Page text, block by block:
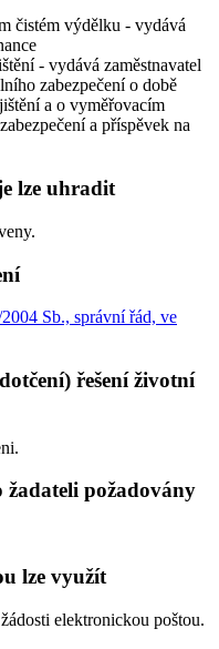
čistém výdělku - vydává
- vydává zaměstnavatel
zabezpečení o době
a o vyměřovacím
a příspěvek na
lze uhradit
Sb., správní řád, ve
řešení životní
žadateli požadovány
lze využít
elektronickou poštou.